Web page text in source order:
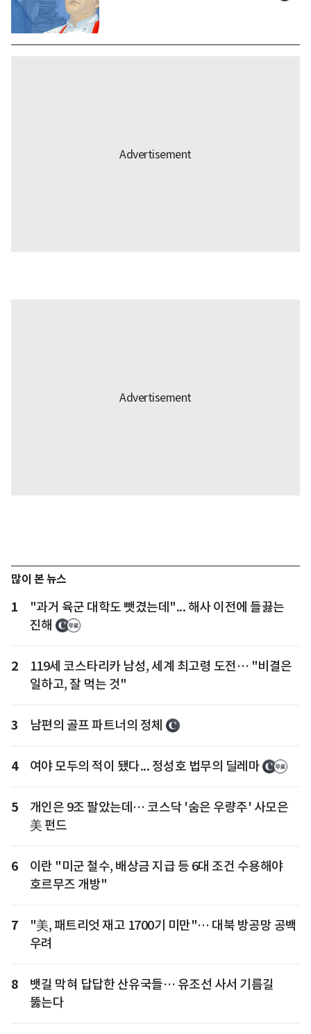
많이 본 뉴스
1
"과거 육군 대학도 뺏겼는데"... 해사 이전에 들끓는
진해
2
119세 코스타리카 남성, 세계 최고령 도전… "비결은
일하고, 잘 먹는 것"
3 남편의 골프 파트너의 정체
4 여야 모두의 적이 됐다... 정성호 법무의 딜레마
5
개인은 9조 팔았는데… 코스닥 '숨은 우량주' 사모은
美 펀드
6
이란 "미군 철수, 배상금 지급 등 6대 조건 수용해야
호르무즈 개방"
7
"美, 패트리엇 재고 1700기 미만"… 대북 방공망 공백
우려
8
뱃길 막혀 답답한 산유국들… 유조선 사서 기름길
뚫는다